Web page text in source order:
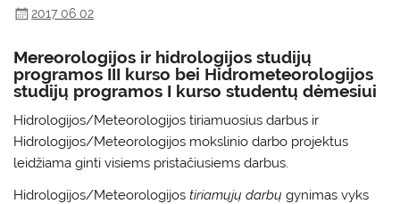
2017 06 02
Mereorologijos ir hidrologijos studijų
programos III kurso bei Hidrometeorologijos
studijų programos I kurso studentų dėmesiui
Hidrologijos/Meteorologijos tiriamuosius darbus ir
Hidrologijos/Meteorologijos mokslinio darbo projektus
leidžiama ginti visiems pristačiusiems darbus.
Hidrologijos/Meteorologijostiriamųjų darbų gynimas vyks